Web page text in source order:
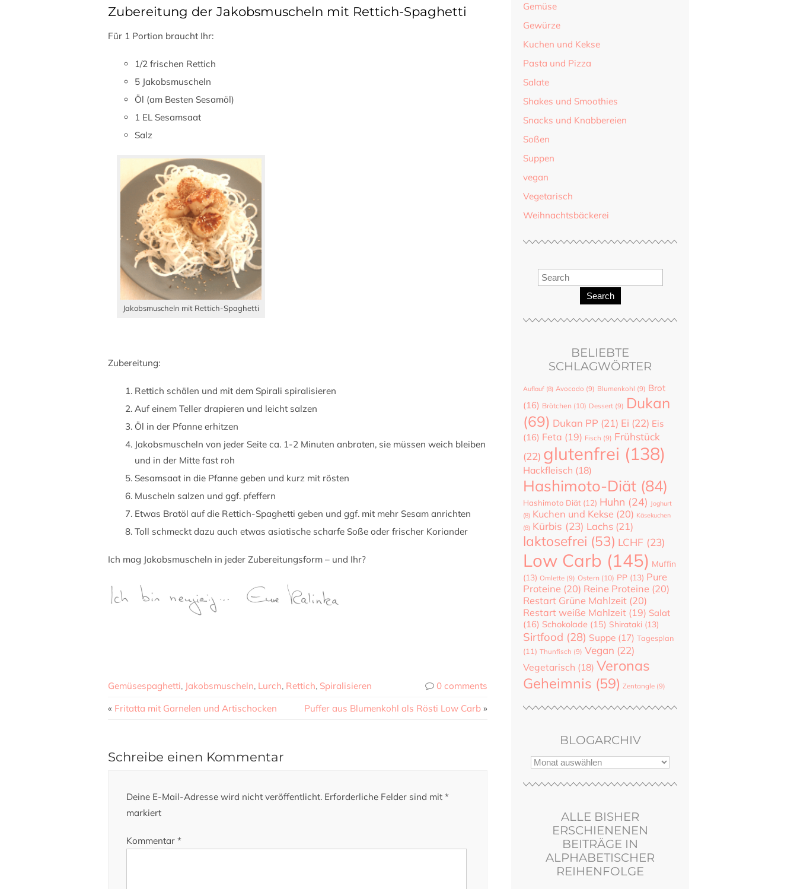
Zubereitung der Jakobsmuscheln mit Rettich-Spaghetti
Für 1 Portion braucht Ihr:
1/2 frischen Rettich
5 Jakobsmuscheln
Öl (am Besten Sesamöl)
1 EL Sesamsaat
Salz
Jakobsmuscheln mit Rettich-Spaghetti
Zubereitung:
Rettich schälen und mit dem Spirali spiralisieren
Auf einem Teller drapieren und leicht salzen
Öl in der Pfanne erhitzen
Jakobsmuscheln von jeder Seite ca. 1-2 Minuten anbraten, sie müssen weich bleiben
und in der Mitte fast roh
Sesamsaat in die Pfanne geben und kurz mit rösten
Muscheln salzen und ggf. pfeffern
Etwas Bratöl auf die Rettich-Spaghetti geben und ggf. mit mehr Sesam anrichten
Toll schmeckt dazu auch etwas asiatische scharfe Soße oder frischer Koriander
Ich mag Jakobsmuscheln in jeder Zubereitungsform – und Ihr?
Gemüsespaghetti, Jakobsmuscheln, Lurch, Rettich, Spiralisieren
0 comments
« Fritatta mit Garnelen und Artischocken Puffer aus Blumenkohl als Rösti Low Carb »
Schreibe einen Kommentar
Deine E-Mail-Adresse wird nicht veröffentlicht. Erforderliche Felder sind mit *
markiert
Kommentar *
Gemüse
Gewürze
Kuchen und Kekse
Pasta und Pizza
Salate
Shakes und Smoothies
Snacks und Knabbereien
Soßen
Suppen
vegan
Vegetarisch
Weihnachtsbäckerei
Search
BELIEBTE
SCHLAGWÖRTER
Auflauf (8) Avocado (9) Blumenkohl (9) Brot
(16) Brötchen (10) Dessert (9) Dukan
(69) Dukan PP (21) Ei (22) Eis
(16) Feta (19) Fisch (9) Frühstück
(22) glutenfrei (138)
Hackfleisch (18)
Hashimoto-Diät (84)
Hashimoto Diät (12) Huhn (24) Joghurt
(8) Kuchen und Kekse (20) Käsekuchen
(8) Kürbis (23) Lachs (21)
laktosefrei (53) LCHF (23)
Low Carb (145) Muffin
(13) Omlette (9) Ostern (10) PP (13) Pure
Proteine (20) Reine Proteine (20)
Restart Grüne Mahlzeit (20)
Restart weiße Mahlzeit (19) Salat
(16) Schokolade (15) Shirataki (13)
Sirtfood (28) Suppe (17) Tagesplan
(11) Thunfisch (9) Vegan (22)
Vegetarisch (18) Veronas
Geheimnis (59) Zentangle (9)
BLOGARCHIV
ALLE BISHER
ERSCHIENENEN
BEITRÄGE IN
ALPHABETISCHER
REIHENFOLGE